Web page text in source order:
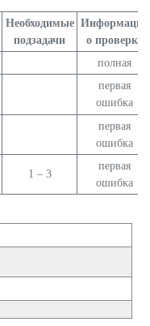
Необходимые
подзадачи
Информация
о проверке
полная
первая
ошибка
первая
ошибка
1 – 3
первая
ошибка